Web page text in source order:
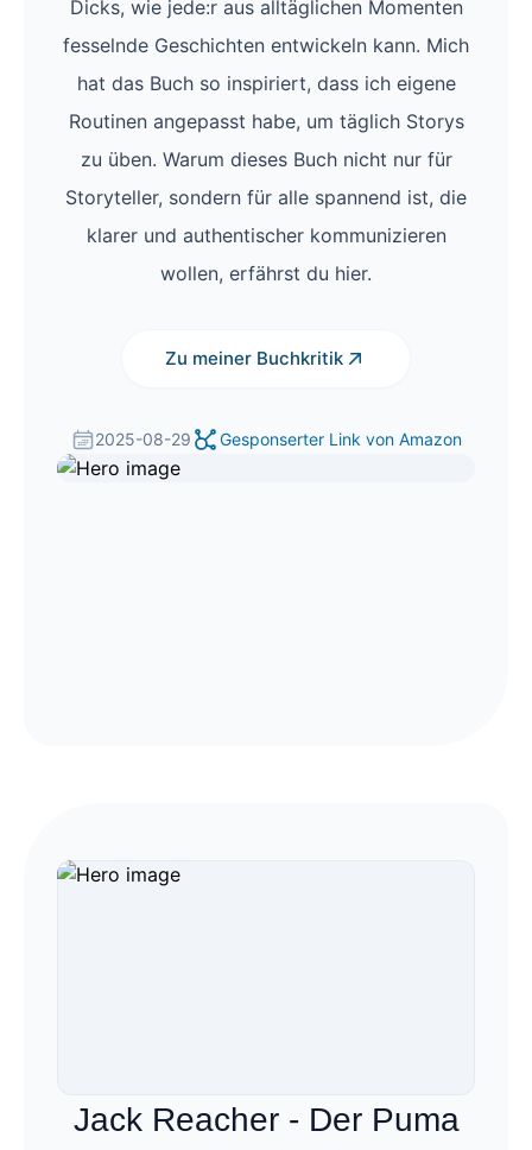
Dicks, wie jede:r aus alltäglichen Momenten
fesselnde Geschichten entwickeln kann. Mich
hat das Buch so inspiriert, dass ich eigene
Routinen angepasst habe, um täglich Storys
zu üben. Warum dieses Buch nicht nur für
Storyteller, sondern für alle spannend ist, die
klarer und authentischer kommunizieren
wollen, erfährst du hier.
Zu meiner Buchkritik
2025-08-29 Gesponserter Link von Amazon
Jack Reacher - Der Puma